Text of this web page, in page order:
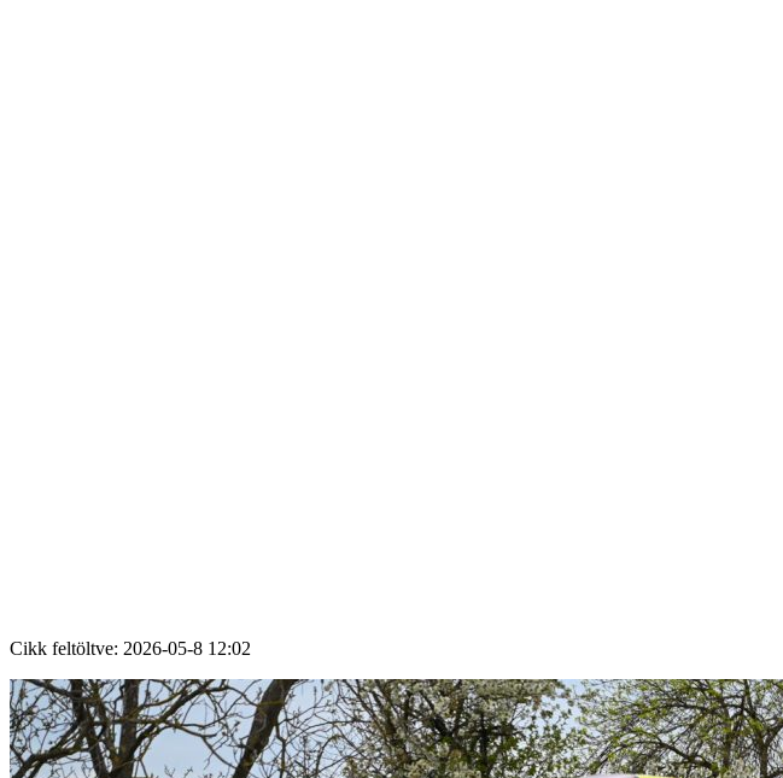
Cikk feltöltve: 2026-05-8 12:02